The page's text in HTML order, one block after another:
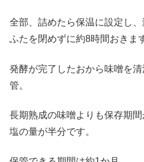
全部、詰めたら保温に設定し
ふたを閉めずに約8時間おきま
発酵が完了したおから味噌を
管。
長期熟成の味噌よりも保存期間
塩の量が半分です。